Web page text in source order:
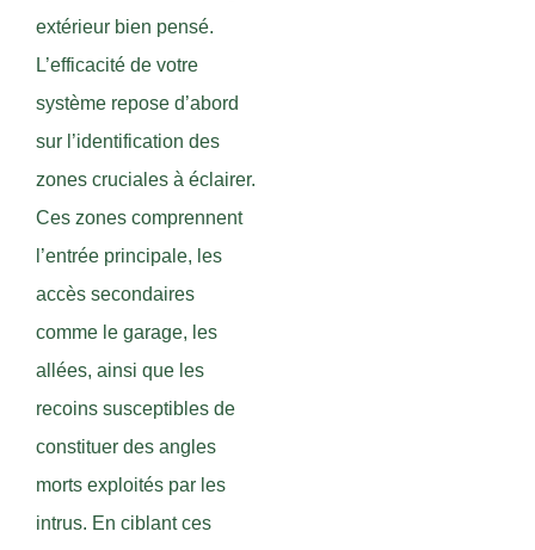
extérieur bien pensé.
L’efficacité de votre
système repose d’abord
sur l’identification des
zones cruciales à éclairer.
Ces zones comprennent
l’entrée principale, les
accès secondaires
comme le garage, les
allées, ainsi que les
recoins susceptibles de
constituer des angles
morts exploités par les
intrus. En ciblant ces